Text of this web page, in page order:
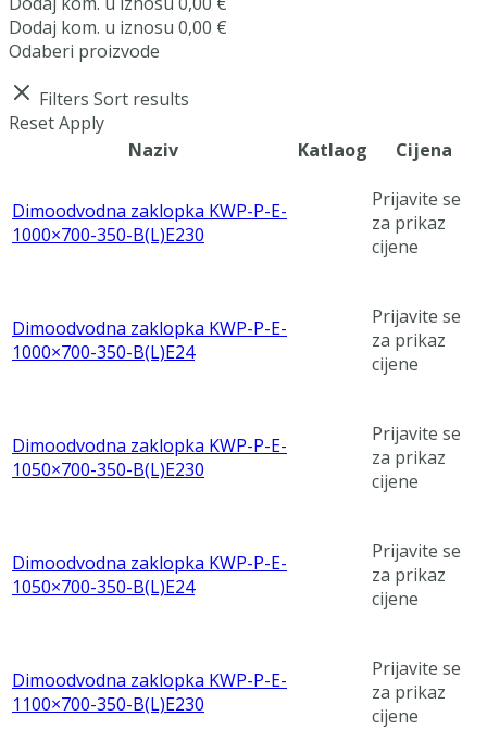
Dodaj kom. u iznosu 0,00 €
Odaberi proizvode
Filters Sort results
ResetApply
Naziv
Katlaog Cijena
Dimoodvodna zaklopka KWP-P-E-
1000×700-350-B(L)E230
Prijavite se
za prikaz
cijene
Dimoodvodna zaklopka KWP-P-E-
1000×700-350-B(L)E24
Prijavite se
za prikaz
cijene
Dimoodvodna zaklopka KWP-P-E-
1050×700-350-B(L)E230
Prijavite se
za prikaz
cijene
Dimoodvodna zaklopka KWP-P-E-
1050×700-350-B(L)E24
Prijavite se
za prikaz
cijene
Dimoodvodna zaklopka KWP-P-E-
1100×700-350-B(L)E230
Prijavite se
za prikaz
cijene